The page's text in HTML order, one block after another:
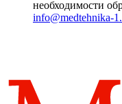
необходимости
info@medtehnika-